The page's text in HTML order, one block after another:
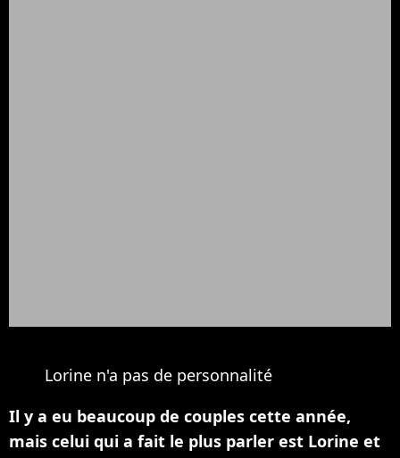
Lorine n'a pas de personnalité
Il y a eu beaucoup de couples cette année,
mais celui qui a fait le plus parler est Lorine et